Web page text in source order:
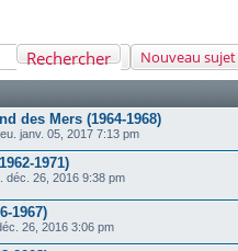
Nouveau sujet
Rechercher
des Mers (1964-1968)
janv. 05, 2017 7:13 pm
1971)
déc. 26, 2016 9:38 pm
1967)
26, 2016 3:06 pm